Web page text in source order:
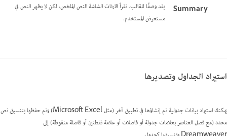
Summary
يقد وصفًا للقالب. تقرأ قارئات الشاشة النص الملخص، لكن لا يظهر النص في
مستعرض المستخدم.
استيراد الجداول وتصديرها
يمكنك استيراد بيانات جدولية تم إنشاؤها في تطبيق آخر (مثل Microsoft Excel) وتم حفظها بتنسيق نص
محدد (مع فصل العناصر بعلامات جدولة أو فاصلات أو علامة نقطتين أو فاصلة منقوطة) إلى